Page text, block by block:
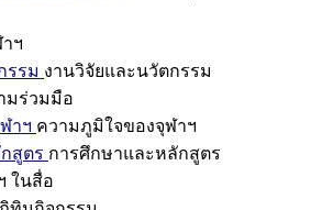
ฯ
รรม งานวิจัยและนวัตกรรม
มร่วมมือ
าฯ ความภูมิใจของจุฬาฯ
สูตร การศึกษาและหลักสูตร
ในสื่อ